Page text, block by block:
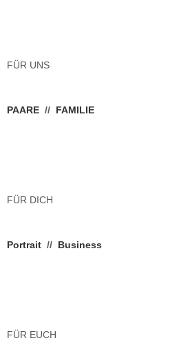
FÜR UNS
PAARE // FAMILIE
FÜR DICH
Portrait // Business
FÜR EUCH